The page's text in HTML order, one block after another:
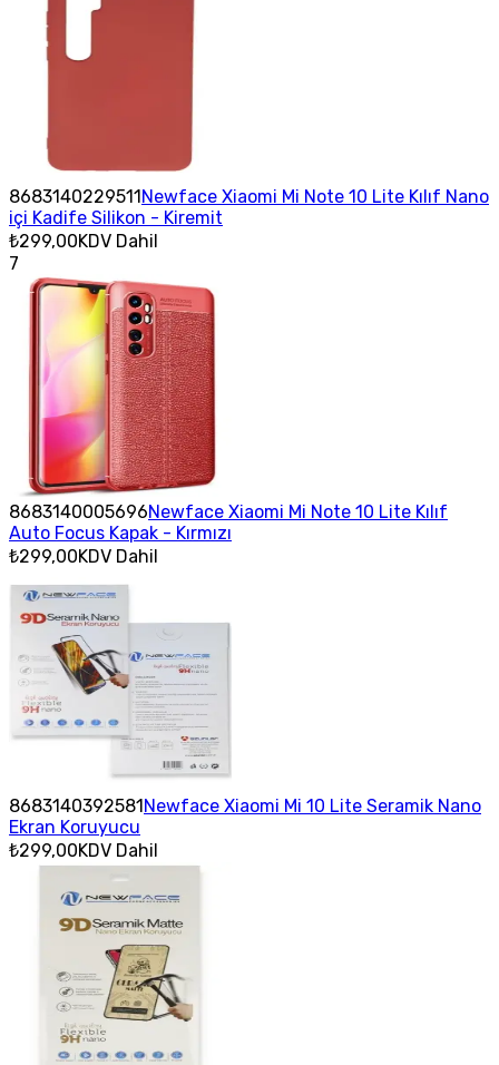
8683140229511Newface Xiaomi Mi Note 10 Lite Kılıf Nano
içi Kadife Silikon - Kiremit
₺299,00KDV Dahil
7
8683140005696Newface Xiaomi Mi Note 10 Lite Kılıf
Auto Focus Kapak - Kırmızı
₺299,00KDV Dahil
8683140392581Newface Xiaomi Mi 10 Lite Seramik Nano
Ekran Koruyucu
₺299,00KDV Dahil